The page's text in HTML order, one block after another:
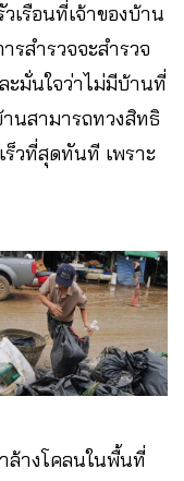
เรือนที่เจ้าของบ้าน
รสำรวจจะสำรวจ
ะมั่นใจว่าไม่มีบ้านที่
นสามารถทวงสิทธิ
ร็วที่สุดทันที เพราะ
ล้างโคลนในพื้นที่